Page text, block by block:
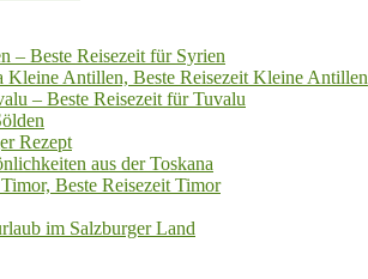
– Beste Reisezeit für Syrien
Kleine Antillen, Beste Reisezeit Kleine Antillen
– Beste Reisezeit für Tuvalu
Rezept
aus der Toskana
Beste Reisezeit Timor
im Salzburger Land